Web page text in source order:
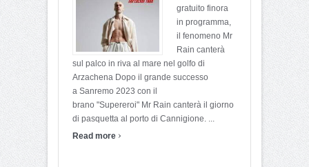
gratuito finora
in programma,
il fenomeno Mr
Rain canterà
sul palco in riva al mare nel golfo di
Arzachena Dopo il grande successo
a Sanremo 2023 con il
brano "Supereroi" Mr Rain canterà il giorno
di pasquetta al porto di Cannigione. ...
Read more ›